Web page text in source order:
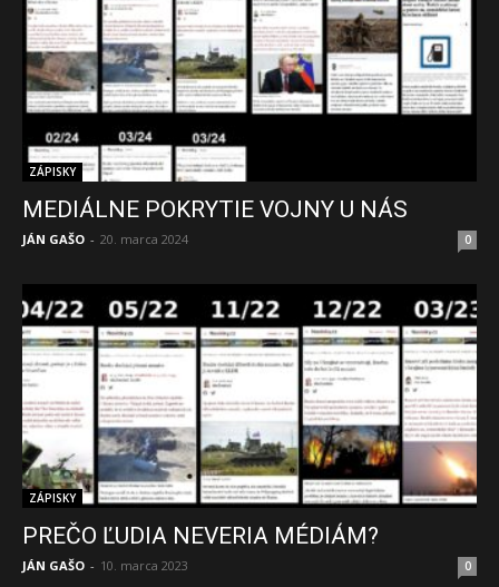
ZÁPISKY
MEDIÁLNE POKRYTIE VOJNY U NÁS
JÁN GAŠO - 20. marca 2024 0
ZÁPISKY
PREČO ĽUDIA NEVERIA MÉDIÁM?
JÁN GAŠO - 10. marca 2023 0